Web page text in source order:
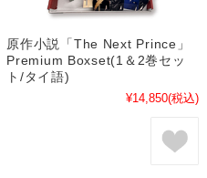
原作小説「The Next Prince」
Premium Boxset(1＆2巻セッ
ト/タイ語)
¥14,850(税込)